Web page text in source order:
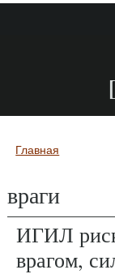
Вы здесь
Главная
враги
ИГИЛ
врагом,